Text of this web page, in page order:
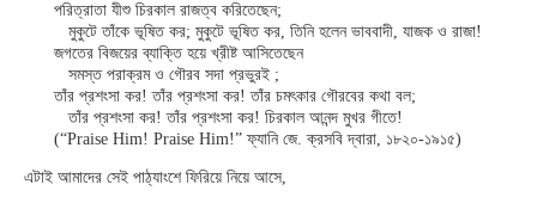
পরিত্রাতা যীশু চিরকাল রাজত্ব করিতেছেন;
মুকুটে তাঁকে ভূষিত কর; মুকুটে ভূষিত কর, তিনি হলেন ভাববাদী, যাজক ও রাজা!
জগতের বিজয়ের ব্যাক্তি হয়ে খ্রীষ্ট আসিতেছেন
সমস্ত পরাক্রম ও গৌরব সদা প্রভুরই ;
তাঁর প্রশংসা কর! তাঁর প্রশংসা কর! তাঁর চমৎকার গৌরবের কথা বল;
তাঁর প্রশংসা কর! তাঁর প্রশংসা কর! চিরকাল আনন্দ মুখর গীতে!
(“Praise Him! Praise Him!” ফ্যানি জে. ক্রসবি দ্বারা, ১৮২০-১৯১৫)
এটাই আমাদের সেই পাঠ্যাংশে ফিরিয়ে নিয়ে আসে,